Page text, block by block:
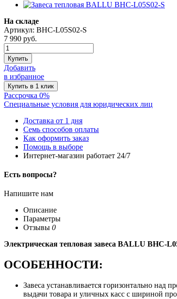
На складе
Артикул: BHC-L05S02-S
7 990 руб.
Купить
Добавить
в избранное
Рассрочка 0%
Специальные условия для юридических лиц
Доставка от 1 дня
Семь способов оплаты
Как оформить заказ
Помощь в выборе
Интернет-магазин работает 24/7
Есть вопросы?
Напишите нам
Описание
Параметры
Отзывы 0
Электрическая тепловая завеса BALLU BHC-
ОСОБЕННОСТИ:
Завеса устанавливается горизонтально
выдачи товара и уличных касс с шириной